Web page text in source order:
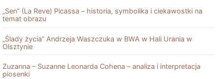
„Sen” (La Reve) Picassa – historia, symbolika i ciekawostki na
temat obrazu
„Ślady życia” Andrzeja Waszczuka w BWA w Hali Urania w
Olsztynie
Zuzanna – Suzanne Leonarda Cohena – analiza i interpretacja
piosenki